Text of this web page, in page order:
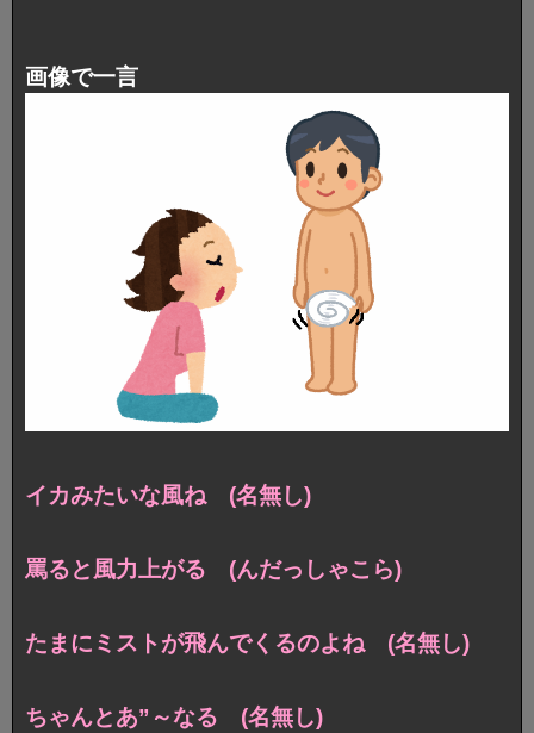
画像で一言
イカみたいな風ね (名無し)
罵ると風力上がる (んだっしゃこら)
たまにミストが飛んでくるのよね (名無し)
ちゃんとあ”～なる (名無し)